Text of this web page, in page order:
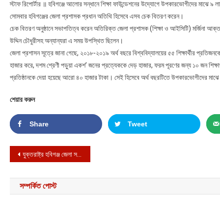
স্টাফ রিপোর্টার ॥ হবিগঞ্জে আলোর সন্ধানে শিক্ষা ফাউন্ডেশনের উদ্যোগে উপকারভোগীদের মাঝে ৯
সোমবার হবিগঞ্জের জেলা প্রশাসক প্রধান অতিথি হিসেবে এসব চেক বিতরণ করেন।
চেক বিতরণ অনুষ্ঠানে সভাপতিত্ব করেন অতিরিক্ত জেলা প্রশাসক (শিক্ষা ও আইসিটি) মর্জিনা
উদ্দিন চৌধুরীসহ অন্যান্যরা এ সময় উপস্থিত ছিলেন।
জেলা প্রশাসন সূত্রে জানা গেছে, ২০১৮-২০১৯ অর্থ বছরে বিশ্ববিদ্যালয়ের ৫৫ শিক্ষার্থীর
হাজার করে, দশম শ্রেণী পড়ুয়া একশ’ জনের প্রত্যেককে দেড় হাজার, ফরম পূরণের জন্য ১০ জন
প্রতিষ্ঠানকে দেয়া হয়েছে আরো ৪০ হাজার টাকা। সেই হিসেবে অর্থ বছরটিতে উপকারভোগীদের
শেয়ার করুন
Share Tweet
Post navigation
যুক্তরাষ্ট্র হবিগঞ্জ জেলা সমিতির কার্যকরী ও উপদেষ্টা মন্ডলীর যৌথ সভা অনুষ্ঠিত
সম্পর্কিত পোস্ট